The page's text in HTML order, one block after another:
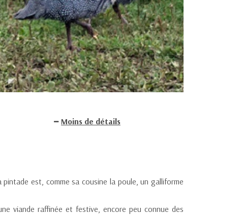
Moins de détails
est, comme sa cousine la poule, un galliforme
viande raffinée et festive, encore peu connue des